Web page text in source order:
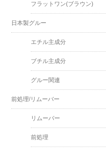
フラットワン(ブラウン)
日本製グルー
エチル主成分
ブチル主成分
グルー関連
前処理/リムーバー
リムーバー
前処理